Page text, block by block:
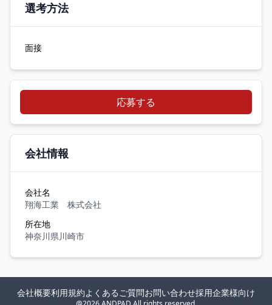
選考方法
面接
応募する
会社情報
会社名
翔海工業 株式会社
所在地
神奈川県川崎市
会社概要利用規約よくあるご質問お問い合わせ採用企業様向け